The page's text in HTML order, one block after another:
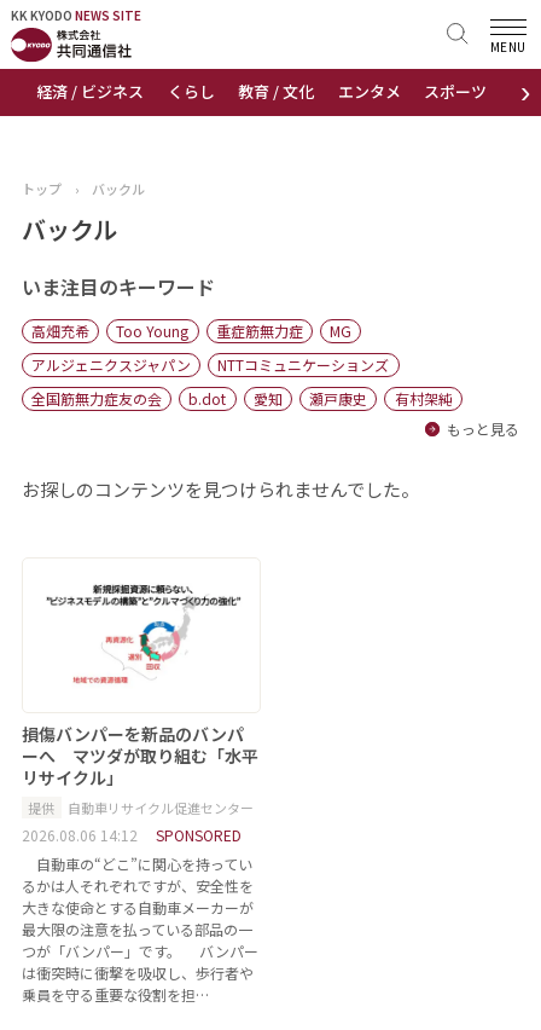
KK KYODO NEWS SITE
›
経済 / ビジネス くらし 教育 / 文化 エンタメ スポーツ 地域
MENU
KK KYODONEWS SITE
トップページ
ニュース
おすすめコンテンツ
出版物
会社概要
トップ › バックル
バックル
いま注目のキーワード
高畑充希 Too Young 重症筋無力症
MG
アルジェニクスジャパン
NTTコミュニケーションズ
全国筋無力症友の会
b.dot 愛知 瀬戸康史
有村架純
もっと見る
お探しのコンテンツを見つけられませんでした。
損傷バンパーを新品のバンパ
ーへ マツダが取り組む「水平
リサイクル」
提供 自動車リサイクル促進センター
2026.08.06 14:12
SPONSORED
自動車の“どこ”に関心を持ってい
るかは人それぞれですが、安全性を
大きな使命とする自動車メーカーが
最大限の注意を払っている部品の一
つが「バンパー」です。 バンパー
は衝突時に衝撃を吸収し、歩行者や
乗員を守る重要な役割を担…